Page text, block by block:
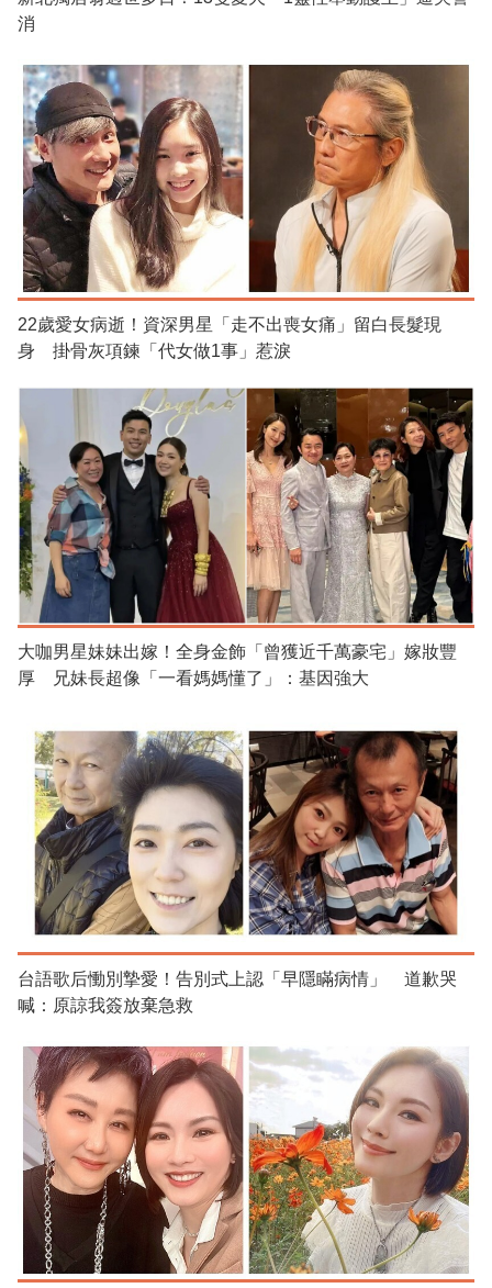
消
22歲愛女病逝！資深男星「走不出喪女痛」留白長髮現
身 掛骨灰項鍊「代女做1事」惹淚
大咖男星妹妹出嫁！全身金飾「曾獲近千萬豪宅」嫁妝豐
厚 兄妹長超像「一看媽媽懂了」：基因強大
台語歌后慟別摯愛！告別式上認「早隱瞞病情」 道歉哭
喊：原諒我簽放棄急救